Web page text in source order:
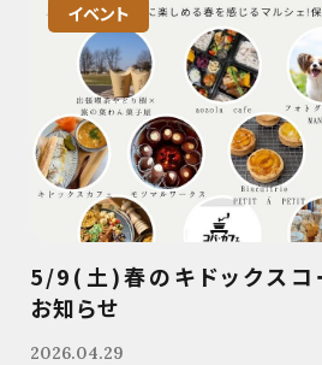
イベント
5/9(土)春のキドックスコ
お知らせ
2026.04.29